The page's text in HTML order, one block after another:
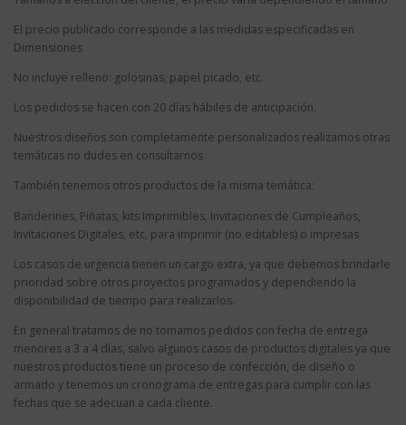
El precio publicado corresponde a las medidas especificadas en
Dimensiones
No incluye relleno: golosinas, papel picado, etc.
Los pedidos se hacen con 20 días hábiles de anticipación.
Nuestros diseños son completamente personalizados realizamos otras
temáticas no dudes en consultarnos
También tenemos otros productos de la misma temática:
Banderines, Piñatas, kits Imprimibles, Invitaciones de Cumpleaños,
Invitaciones Digitales, etc, para imprimir (no editables) o impresas
Los casos de urgencia tienen un cargo extra, ya que debemos brindarle
prioridad sobre otros proyectos programados y dependiendo la
disponibilidad de tiempo para realizarlos.
En general tratamos de no tomamos pedidos con fecha de entrega
menores a 3 a 4 días, salvo algunos casos de productos digitales ya que
nuestros productos tiene un proceso de confección, de diseño o
armado y tenemos un cronograma de entregas para cumplir con las
fechas que se adecuan a cada cliente.